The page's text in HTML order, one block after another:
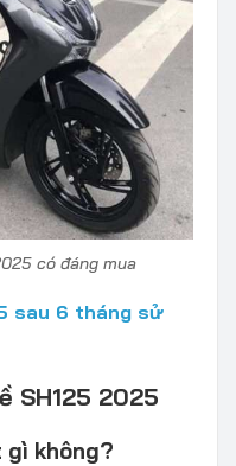
có đáng mua
sau 6 tháng sử
SH125 2025
gì không?